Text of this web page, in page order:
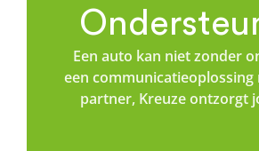
Een auto kan niet zonder
een
partner, Kreuze ontzorgt